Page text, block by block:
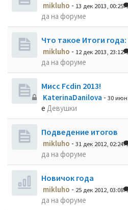
mikluho - 13 дек 2013, 00:25
да на форуме
Что такое Итоги
mikluho - 12 дек 2013, 23:12
да на форуме
Мисс Fcdin 2013!
KaterinaDanilova - 30 июн
е Девушки
Подведение итогов
mikluho - 31 дек 2012, 02:24
да на форуме
Новичок года
mikluho - 25 дек 2012, 03:08
да на форуме